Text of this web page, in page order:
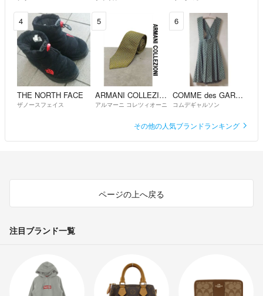
4
THE NORTH FACE
ザノースフェイス
5
ARMANI COLLEZIONI
アルマーニ コレツィオーニ
6
COMME des GARCONS
コムデギャルソン
その他の人気ブランドランキング
ページの上へ戻る
注目ブランド一覧